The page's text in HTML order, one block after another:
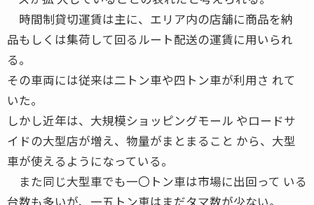
時間制貸切運賃は主に、エリア内の店舗に商品を納
品もしくは集荷して回るルート配送の運賃に用いられ
る。
その車両には従来は二トン車や四トン車が利用さ れて
いた。
しかし近年は、大規模ショッピングモール やロードサ
イドの大型店が増え、物量がまとまること から、大型
車が使えるようになっている。
また同じ大型車でも一〇トン車は市場に出回って いる
台数も多いが、一五トン車はまだタマ数が少ない。